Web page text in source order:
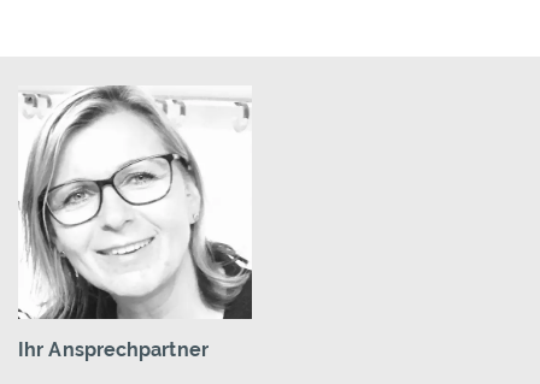
Ihr Ansprechpartner